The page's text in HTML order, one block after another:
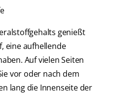
genießt
eine aufhellende
Auf vielen Seiten
vor oder nach dem
lang die Innenseite der